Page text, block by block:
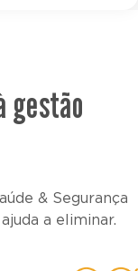
gestão
& Segurança
a eliminar.